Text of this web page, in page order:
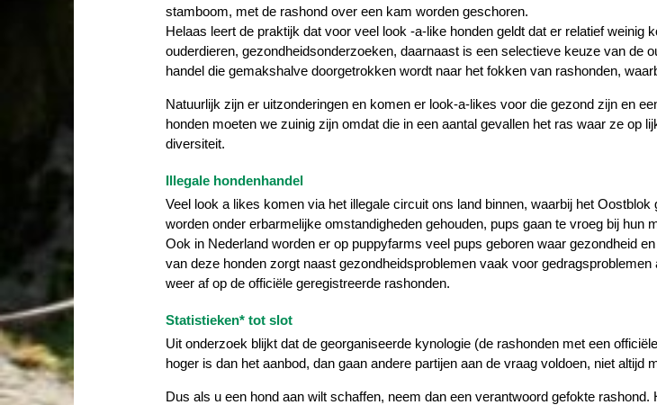
stamboom, met de rashond over een kam worden geschoren.
Helaas leert de praktijk dat voor veel look -a-like honden geldt dat er relatief
ouderdieren, gezondheidsonderzoeken, daarnaast is een selectieve keuze van de
handel die gemakshalve doorgetrokken wordt naar het fokken van rashonden,
Natuurlijk zijn er uitzonderingen en komen er look-a-likes voor die gezond zijn en
honden moeten we zuinig zijn omdat die in een aantal gevallen het ras waar ze op
diversiteit.
Illegale hondenhandel
Veel look a likes komen via het illegale circuit ons land binnen, waarbij het
worden onder erbarmelijke omstandigheden gehouden, pups gaan te vroeg bij hun
Ook in Nederland worden er op puppyfarms veel pups geboren waar gezondheid
van deze honden zorgt naast gezondheidsproblemen vaak voor
weer af op de officiële geregistreerde rashonden.
Statistieken* tot slot
Uit onderzoek blijkt dat de georganiseerde kynologie (de rashonden met een
hoger is dan het aanbod, dan gaan andere partijen aan de vraag voldoen, niet altijd
Dus als u een hond aan wilt schaffen, neem dan een verantwoord gefokte